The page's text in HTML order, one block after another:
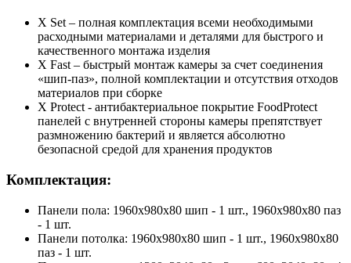
X Set – полная комплектация всеми необходимыми
расходными материалами и деталями для быстрого и
качественного монтажа изделия
X Fast – быстрый монтаж камеры за счет соединения
«шип-паз», полной комплектации и отсутствия отходов
материалов при сборке
X Protect - антибактериальное покрытие FoodProtect
панелей с внутренней стороны камеры препятствует
размножению бактерий и является абсолютно
безопасной средой для хранения продуктов
Комплектация:
Панели пола: 1960х980х80 шип - 1 шт., 1960х980х80 паз
- 1 шт.
Панели потолка: 1960х980х80 шип - 1 шт., 1960х980х80
паз - 1 шт.